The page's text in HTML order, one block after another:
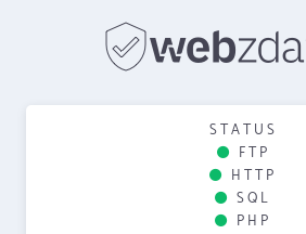
STATUS
FTP
HTTP
SQL
PHP